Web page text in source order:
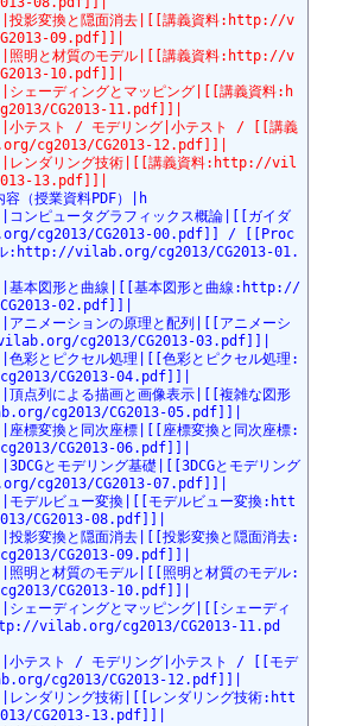
投影変換と隠面消去|[[講義資料:http://v
09.pdf]]|
照明と材質のモデル|[[講義資料:http://v
10.pdf]]|
ェーディングとマッピング|[[講義資料:h
CG2013-11.pdf]]|
小テスト / モデリング|小テスト / [[講義
cg2013/CG2013-12.pdf]]|
レンダリング技術|[[講義資料:http://vil
13.pdf]]|
（授業資料PDF）|h
ンピュータグラフィックス概論|[[ガイダ
cg2013/CG2013-00.pdf]] / [[Proc
ル:http://vilab.org/cg2013/CG2013-01.
基本図形と曲線|[[基本図形と曲線:http://
02.pdf]]|
ニメーションの原理と配列|[[アニメーシ
cg2013/CG2013-03.pdf]]|
彩とピクセル処理|[[色彩とピクセル処理:
CG2013-04.pdf]]|
点列による描画と画像表示|[[複雑な図形
cg2013/CG2013-05.pdf]]|
標変換と同次座標|[[座標変換と同次座標:
CG2013-06.pdf]]|
とモデリング基礎|[[3DCGとモデリング
cg2013/CG2013-07.pdf]]|
デルビュー変換|[[モデルビュー変換:htt
CG2013-08.pdf]]|
影変換と隠面消去|[[投影変換と隠面消去:
CG2013-09.pdf]]|
明と材質のモデル|[[照明と材質のモデル:
CG2013-10.pdf]]|
ェーディングとマッピング|[[シェーディ
vilab.org/cg2013/CG2013-11.pd
小テスト / モデリング|小テスト / [[モデ
cg2013/CG2013-12.pdf]]|
ンダリング技術|[[レンダリング技術:htt
CG2013-13.pdf]]|